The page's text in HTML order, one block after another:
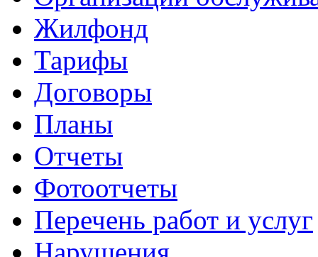
Жилфонд
Тарифы
Договоры
Планы
Отчеты
Фотоотчеты
Перечень работ и услуг